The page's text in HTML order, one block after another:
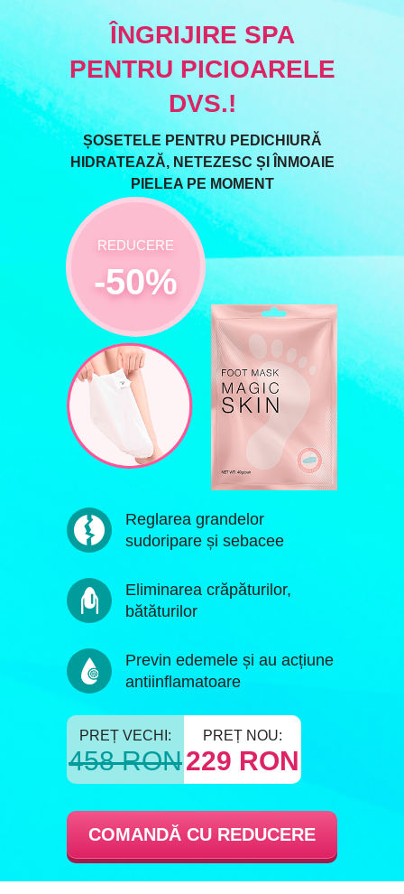
ÎNGRIJIRE SPA
PENTRU PICIOARELE
DVS.!
ȘOSETELE PENTRU PEDICHIURĂ
HIDRATEAZĂ, NETEZESC ȘI ÎNMOAIE
PIELEA PE MOMENT
Reglarea grandelor
sudoripare și sebacee
Eliminarea crăpăturilor,
bătăturilor
Previn edemele și au acțiune
antiinflamatoare
PREȚ VECHI:
458 RON
PREȚ NOU:
229 RON
COMANDĂ CU REDUCERE
REDUCERE
-50%